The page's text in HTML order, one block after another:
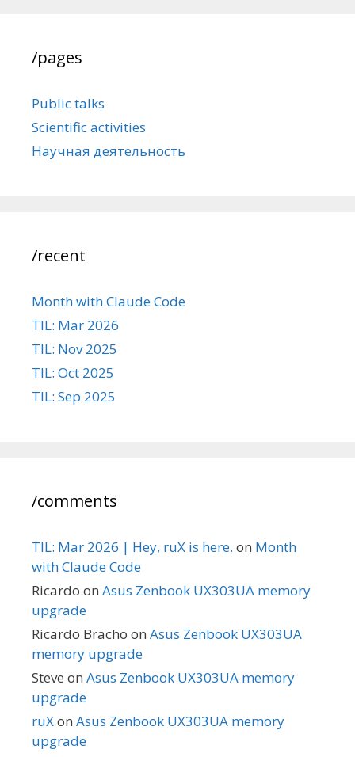
/pages
Public talks
Scientific activities
Научная деятельность
/recent
Month with Claude Code
TIL: Mar 2026
TIL: Nov 2025
TIL: Oct 2025
TIL: Sep 2025
/comments
TIL: Mar 2026 | Hey, ruX is here. on Month
with Claude Code
Ricardo on Asus Zenbook UX303UA memory
upgrade
Ricardo Bracho on Asus Zenbook UX303UA
memory upgrade
Steve on Asus Zenbook UX303UA memory
upgrade
ruXon Asus Zenbook UX303UA memory
upgrade